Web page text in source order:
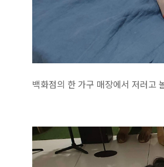
백화점의 한 가구 매장에서 저러고